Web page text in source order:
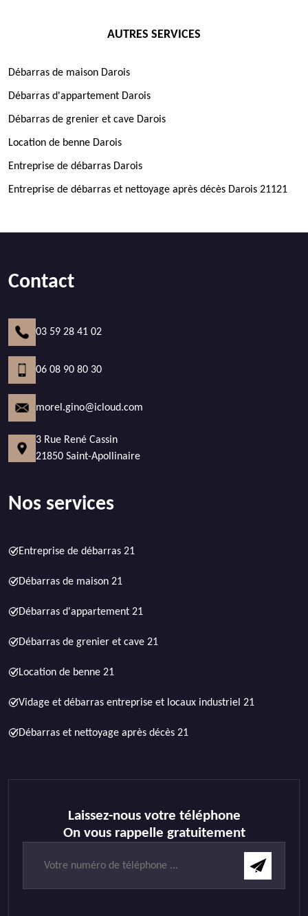
AUTRES SERVICES
Débarras de maison Darois
Débarras d'appartement Darois
Débarras de grenier et cave Darois
Location de benne Darois
Entreprise de débarras Darois
Entreprise de débarras et nettoyage après décès Darois 21121
Contact
03 59 28 41 02
06 08 90 80 30
morel.gino@icloud.com
3 Rue René Cassin
21850 Saint-Apollinaire
Nos services
Entreprise de débarras 21
Débarras de maison 21
Débarras d'appartement 21
Débarras de grenier et cave 21
Location de benne 21
Vidage et débarras entreprise et locaux industriel 21
Débarras et nettoyage après décès 21
Laissez-nous votre téléphone
On vous rappelle gratuitement